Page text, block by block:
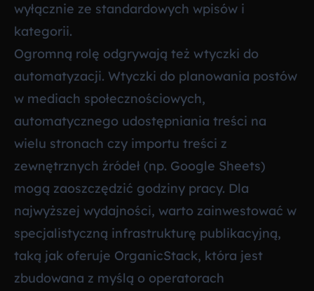
wyłącznie ze standardowych wpisów i
kategorii.
Ogromną rolę odgrywają też wtyczki do
automatyzacji. Wtyczki do planowania postów
w mediach społecznościowych,
automatycznego udostępniania treści na
wielu stronach czy importu treści z
zewnętrznych źródeł (np. Google Sheets)
mogą zaoszczędzić godziny pracy. Dla
najwyższej wydajności, warto zainwestować w
specjalistyczną infrastrukturę publikacyjną,
taką jak oferuje OrganicStack, która jest
zbudowana z myślą o operatorach